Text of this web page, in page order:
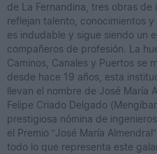
de La Fernandina, tres obras
reflejan talento, conocimientos
es indudable y sigue siendo un
compañeros de profesión. La
Caminos, Canales y Puertos se
desde hace 19 años, esta
llevan el nombre de José María
Felipe Criado Delgado
prestigiosa nómina de
el Premio “José María
todo lo que representa este